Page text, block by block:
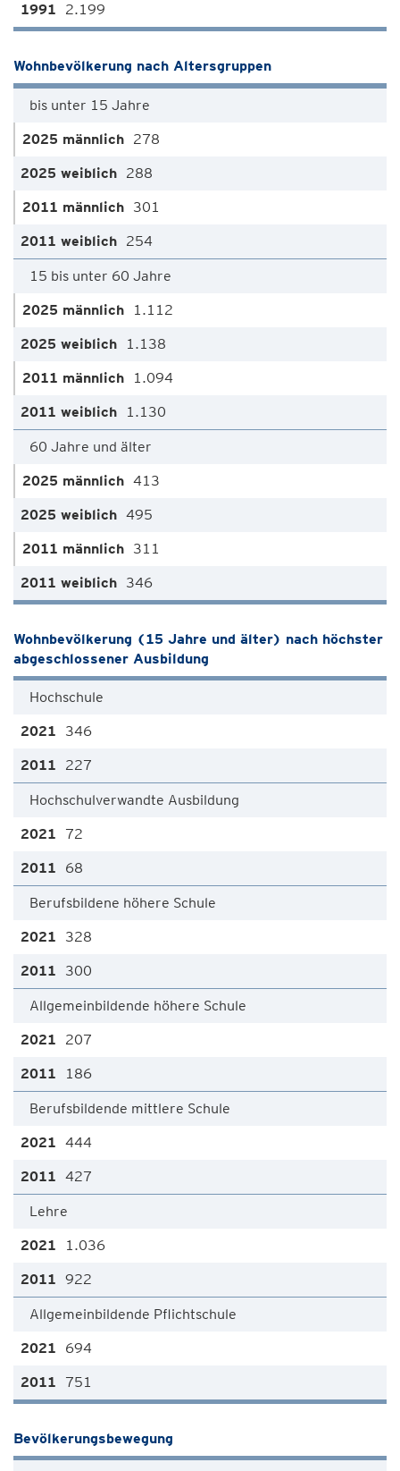
2.199
Wohnbevölkerung nach Altersgruppen
bis unter 15 Jahre
278
288
301
254
15 bis unter 60 Jahre
1.112
1.138
1.094
1.130
60 Jahre und älter
413
495
311
346
Wohnbevölkerung (15 Jahre und älter) nach höchster
abgeschlossener Ausbildung
Hochschule
346
227
Hochschulverwandte Ausbildung
72
68
Berufsbildene höhere Schule
328
300
Allgemeinbildende höhere Schule
207
186
Berufsbildende mittlere Schule
444
427
Lehre
1.036
922
Allgemeinbildende Pflichtschule
694
751
Bevölkerungsbewegung